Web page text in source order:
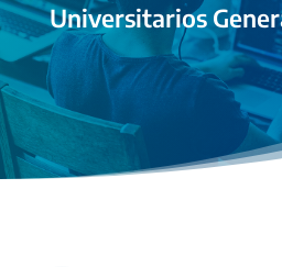
Universitarios